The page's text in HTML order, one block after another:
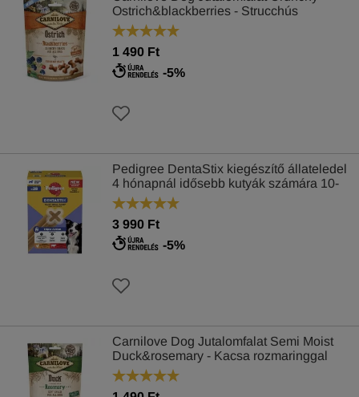
Ostrich&blackberries - Strucchús
szederrel 200g
1 490 Ft
-5%
Pedigree DentaStix kiegészítő állateledel
4 hónapnál idősebb kutyák számára 10-
25 kg 28 db 720 g
3 990 Ft
-5%
Carnilove Dog Jutalomfalat Semi Moist
Duck&rosemary - Kacsa rozmaringgal
200g